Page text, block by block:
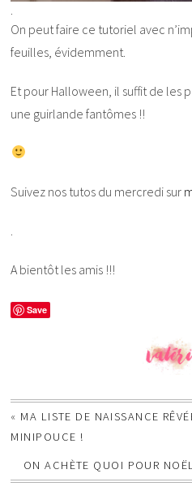
On peut faire ce tutoriel avec
feuilles, évidemment.
Et pour Halloween, il suffit de les
une guirlande fantômes !!
Suivez nos tutos du mercredi sur
A bientôt les amis !!!
Save
« MA LISTE DE NAISSANCE
MINIPOUCE !
ON ACHÈTE QUOI POUR